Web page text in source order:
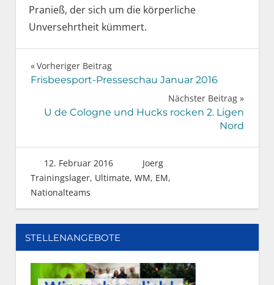
Pranieß, der sich um die körperliche
Unversehrtheit kümmert.
Beitragsnavigation
Vorheriger Beitrag
Frisbeesport-Presseschau Januar 2016
Nächster Beitrag
U de Cologne und Hucks rocken 2. Ligen
Nord
12. Februar 2016
Joerg
Trainingslager, Ultimate, WM, EM,
Nationalteams
STELLENANGEBOTE